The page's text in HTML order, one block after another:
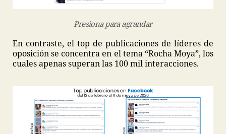
Presiona para agrandar
En contraste, el top de publicaciones de líderes de
oposición se concentra en el tema “Rocha Moya”, los
cuales apenas superan las 100 mil interacciones.